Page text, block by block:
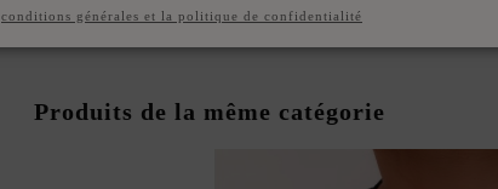
Produits de la même catégorie
conditions générales et la politique de confidentialité